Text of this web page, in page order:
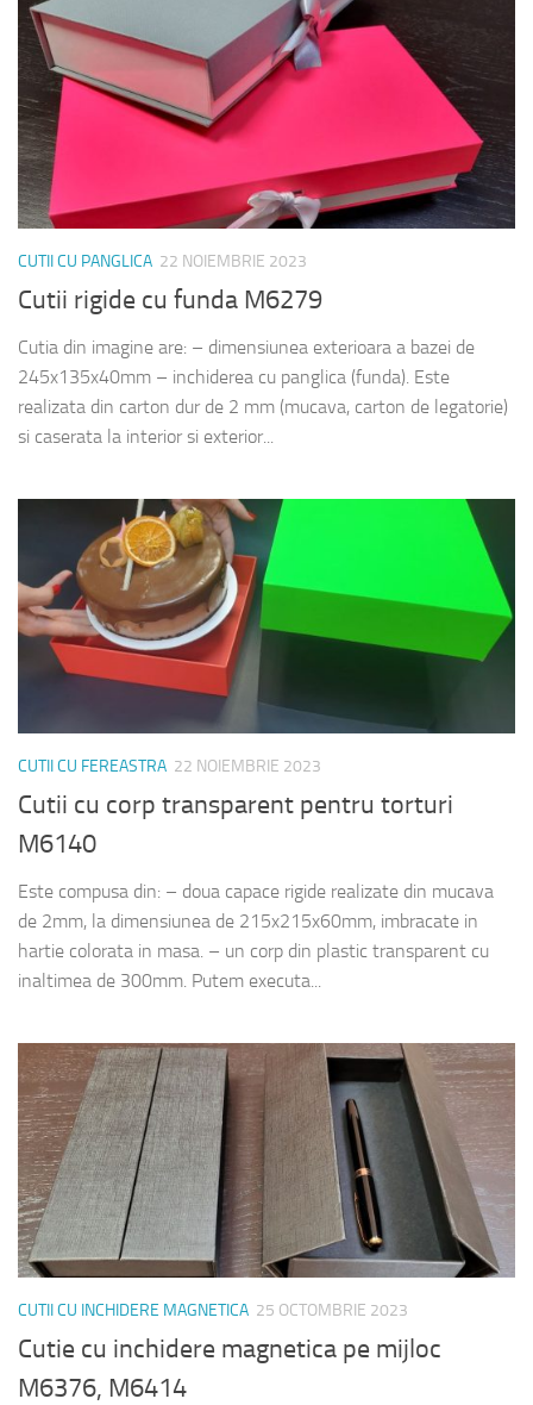
CUTII CU PANGLICA 22 NOIEMBRIE 2023
Cutii rigide cu funda M6279
Cutia din imagine are: – dimensiunea exterioara a bazei de
245x135x40mm – inchiderea cu panglica (funda). Este
realizata din carton dur de 2 mm (mucava, carton de legatorie)
si caserata la interior si exterior...
CUTII CU FEREASTRA 22 NOIEMBRIE 2023
Cutii cu corp transparent pentru torturi
M6140
Este compusa din: – doua capace rigide realizate din mucava
de 2mm, la dimensiunea de 215x215x60mm, imbracate in
hartie colorata in masa. – un corp din plastic transparent cu
inaltimea de 300mm. Putem executa...
CUTII CU INCHIDERE MAGNETICA 25 OCTOMBRIE 2023
Cutie cu inchidere magnetica pe mijloc
M6376, M6414